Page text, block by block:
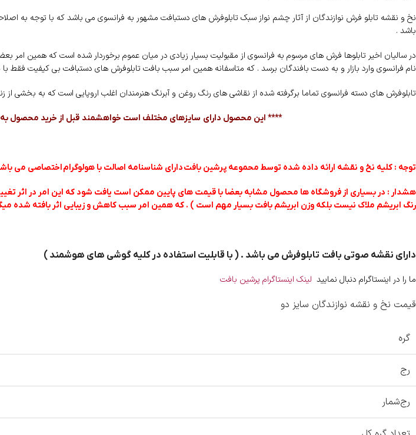
نخ و نقشه تابلو فرش نوازندگان از آثار چشم نواز سبک تابلوفرش های دستبافت مشهور به فرانسوی می باشد که با توجه به
باشد .
در سالیان اخیر تابلوها فرش های مرسوم به فرانسوی از مقبولیت بسیار زیادی در میان عموم برخوردار شده است که همین
نام فرانسوی وارد بازار و به دست بافندگان برسد . که متاسفانه همین امر سبب بافت تابلوفرش های دستبافت بی کیفیت فقط
تابلوفرش های دسته فرانسوی تماما برگرفته شده از نقاشی های رنگ روغن و آبرنگ هنرمندان اغلب اروپایی است که به بخشی از زندگی طبقه معمولا
**** این محصول دارای سایزهای مختلف است خواهشمند قبل از خرید محصول به
توجه : کلیه نخ و نقشه ارائه داده شده توسط محموعه پرشین بافتدارای شناسنامه اصالت با هولوگراماختصاصی می
هشدار : در بسیاری از فروشگاه ها محصول مشابه بعضا با قیمت های پایین ممکن است یافت شود که این امر در اثر
رنگ ابریشم ملاک نیست بلکه وزن ابریشم بافت بسیار مهم است ) . که همین امر سبب کاهش و زیبایی اثر بافته شده
دارای نقشه صوتی بافت تابلوفرش می باشد . ( با قابلیت استفاده در کلیه گوشی های هوشمند )
ما را در اینستاگرام دنبال نمایید لینک اینستاگرام پرشین بافت
قیمت نخ و نقشه نوازندگان سایز دو
گره
رج
رج‌شمار